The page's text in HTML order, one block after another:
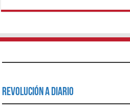
Revolución a Diario